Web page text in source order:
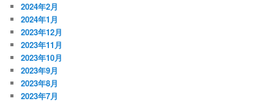
2024年2月
2024年1月
2023年12月
2023年11月
2023年10月
2023年9月
2023年8月
2023年7月